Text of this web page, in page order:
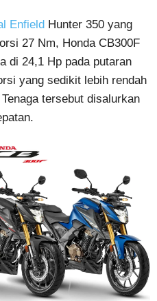
Enfield Hunter 350 yang
27 Nm, Honda CB300F
di 24,1 Hp pada putaran
yang sedikit lebih rendah
tersebut disalurkan